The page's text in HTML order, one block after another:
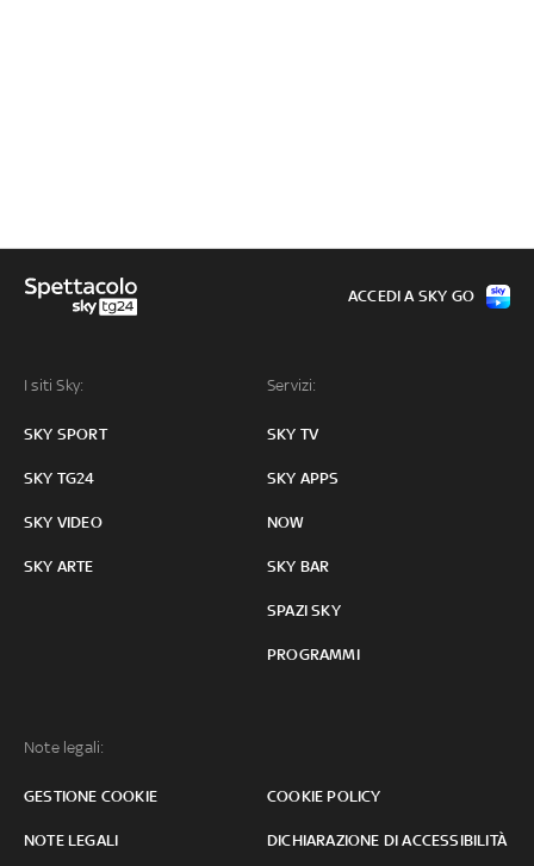
I siti Sky:
SKY SPORT
SKY TG24
SKY VIDEO
SKY ARTE
Servizi:
SKY TV
SKY APPS
NOW
SKY BAR
SPAZI SKY
PROGRAMMI
Note legali:
GESTIONE COOKIE COOKIE POLICY
NOTE LEGALI DICHIARAZIONE DI ACCESSIBILITÀ
ACCEDI A SKY GO